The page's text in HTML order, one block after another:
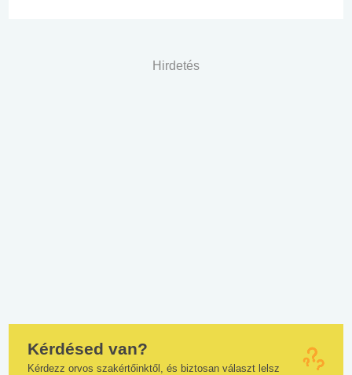
Hirdetés
Kérdésed van?
Kérdezz orvos szakértőinktől, és biztosan választ lelsz